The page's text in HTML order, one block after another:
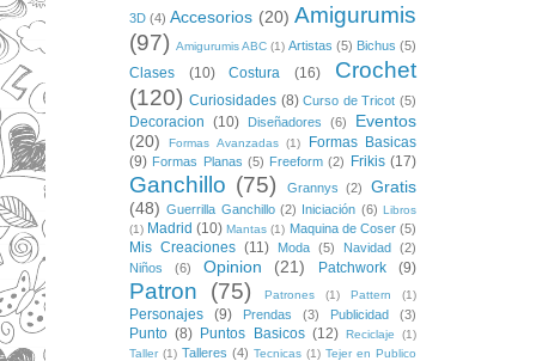
3D (4) Accesorios (20) Amigurumis
(97) Amigurumis ABC (1) Artistas (5) Bichus (5)
Clases (10) Costura (16)
Crochet
(120) Curiosidades (8) Curso de Tricot (5)
Decoracion (10) Diseñadores (6)
Eventos
(20)
Formas Avanzadas (1)
Formas Basicas
(9) Formas Planas (5) Freeform (2) Frikis (17)
Ganchillo (75) Grannys (2)
Gratis
(48) Guerrilla Ganchillo (2) Iniciación (6) Libros
(1) Madrid (10) Mantas (1) Maquina de Coser (5)
Mis Creaciones (11) Moda (5) Navidad (2)
Niños
(6) Opinion (21) Patchwork (9)
Patron (75) Patrones (1) Pattern (1)
Personajes (9) Prendas (3) Publicidad (3)
Punto (8) Puntos Basicos (12) Reciclaje
(1)
Taller (1) Talleres (4) Tecnicas (1) Tejer en Publico